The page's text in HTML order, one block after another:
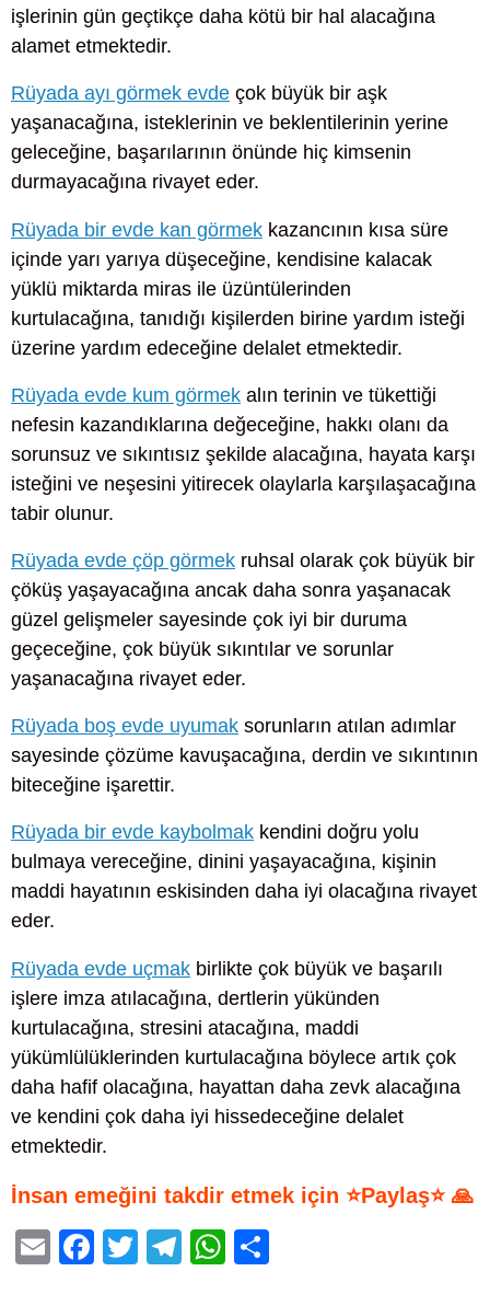
işlerinin gün geçtikçe daha kötü bir hal alacağına
alamet etmektedir.
Rüyada ayı görmek evde çok büyük bir aşk
yaşanacağına, isteklerinin ve beklentilerinin yerine
geleceğine, başarılarının önünde hiç kimsenin
durmayacağına rivayet eder.
Rüyada bir evde kan görmek kazancının kısa süre
içinde yarı yarıya düşeceğine, kendisine kalacak
yüklü miktarda miras ile üzüntülerinden
kurtulacağına, tanıdığı kişilerden birine yardım isteği
üzerine yardım edeceğine delalet etmektedir.
Rüyada evde kum görmek alın terinin ve tükettiği
nefesin kazandıklarına değeceğine, hakkı olanı da
sorunsuz ve sıkıntısız şekilde alacağına, hayata karşı
isteğini ve neşesini yitirecek olaylarla karşılaşacağına
tabir olunur.
Rüyada evde çöp görmek ruhsal olarak çok büyük bir
çöküş yaşayacağına ancak daha sonra yaşanacak
güzel gelişmeler sayesinde çok iyi bir duruma
geçeceğine, çok büyük sıkıntılar ve sorunlar
yaşanacağına rivayet eder.
Rüyada boş evde uyumak sorunların atılan adımlar
sayesinde çözüme kavuşacağına, derdin ve sıkıntının
biteceğine işarettir.
Rüyada bir evde kaybolmak kendini doğru yolu
bulmaya vereceğine, dinini yaşayacağına, kişinin
maddi hayatının eskisinden daha iyi olacağına rivayet
eder.
Rüyada evde uçmak birlikte çok büyük ve başarılı
işlere imza atılacağına, dertlerin yükünden
kurtulacağına, stresini atacağına, maddi
yükümlülüklerinden kurtulacağına böylece artık çok
daha hafif olacağına, hayattan daha zevk alacağına
ve kendini çok daha iyi hissedeceğine delalet
etmektedir.
İnsan emeğini takdir etmek için ⭐Paylaş⭐ 🙏
E
F
T
T
W